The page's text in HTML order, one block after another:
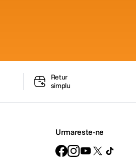
Retur
simplu
Urmareste-ne